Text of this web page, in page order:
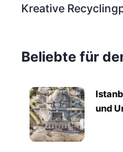
Kreative
Beliebte für
und